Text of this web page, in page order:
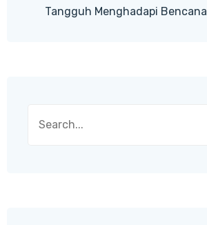
Tangguh Menghadapi Bencana